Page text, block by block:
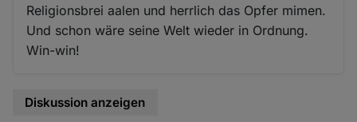
Religionsbrei aalen und herrlich das Opfer mimen.
Und schon wäre seine Welt wieder in Ordnung.
Win-win!
Diskussion anzeigen